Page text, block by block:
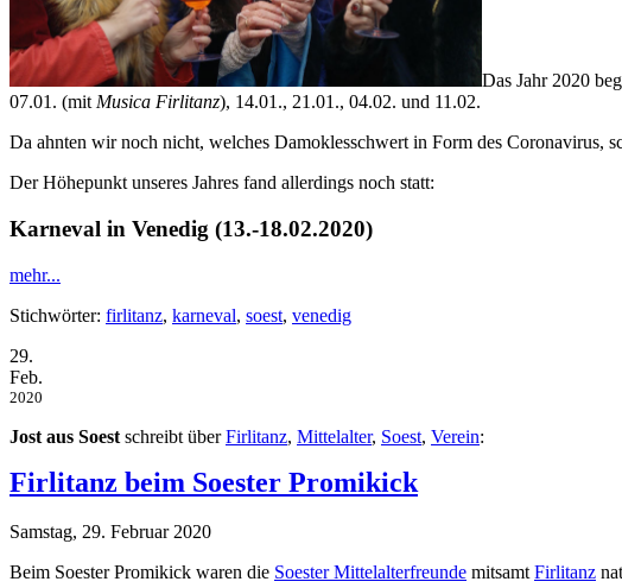
Das Jahr 2020
07.01. (mit Musica Firlitanz), 14.01., 21.01., 04.02. und 11.02.
Da ahnten wir noch nicht, welches Damoklesschwert in Form des Coronavirus,
Der Höhepunkt unseres Jahres fand allerdings noch statt:
Karneval in Venedig (13.-18.02.2020)
mehr...
Stichwörter: firlitanz, karneval, soest, venedig
29.
Feb.
2020
Jost aus Soest schreibt überFirlitanz, Mittelalter, Soest, Verein:
Firlitanz beim Soester Promikick
Samstag, 29. Februar 2020
Beim Soester Promikick waren die Soester Mittelalterfreunde mitsamtFirlitanz